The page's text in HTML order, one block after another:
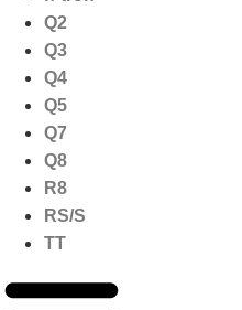
Q2
Q3
Q4
Q5
Q7
Q8
R8
RS/S
TT